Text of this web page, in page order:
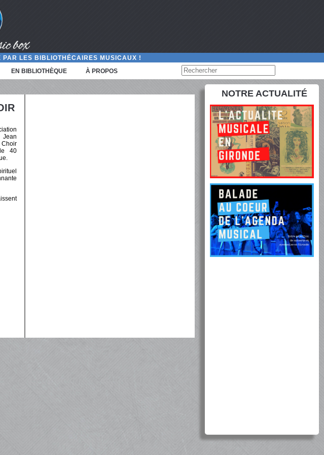
LES BIBLIOTHÉCAIRES MUSICAUX !
EN BIBLIOTHÈQUE À PROPOS
Choir
40
NOTRE ACTUALITÉ